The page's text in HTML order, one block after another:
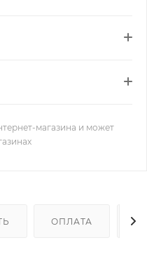
магазина и может
ОПЛАТА